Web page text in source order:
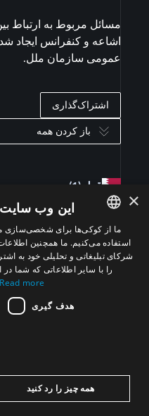
مسائل مربوط به ارتباط
اشاعه و کنفرانس ایجاد
عمومی سازمان ملل.
اشتراک‌گذاری
باز کردن همه
قطر (1)
کویت(2)
ایران
سوریه(4)
ENGLISH
ARABIC
× این وب سایت
ما از کوکی‌ها برای شخصی‌سازی
استفاده می‌کنیم. ما همچنین
شرکای تبلیغاتی و تحلیلی خود به
را با سایر اطلاعاتی که شما در
Read more
هدف گیری
همه چیز را رد کنید